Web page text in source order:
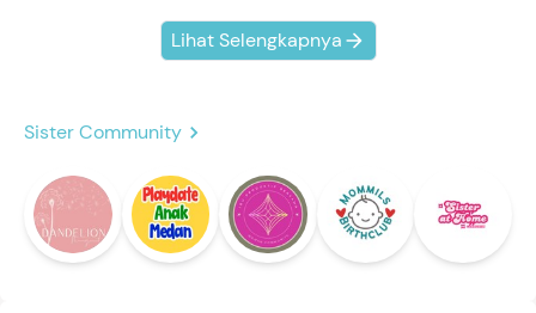
Lihat Selengkapnya
Sister Community